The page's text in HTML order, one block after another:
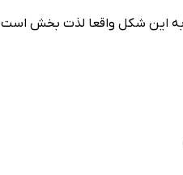
به این شکل واقعا لذت بخش است